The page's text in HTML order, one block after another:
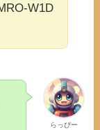
W1D
らっぴー